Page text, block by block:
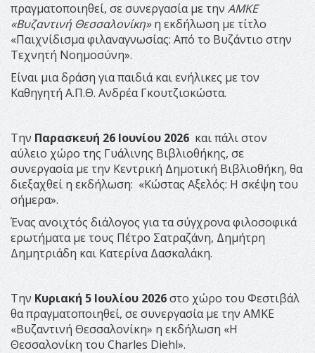
πραγματοποιηθεί, σε συνεργασία με τηνΑΜΚΕ
«Βυζαντινή Θεσσαλονίκη»η εκδήλωση με τίτλο
«Παιχνίδισμα φιλαναγνωσίας: Από το Βυζάντιο στην
Τεχνητή Νοημοσύνη».
Είναι μια δράση για παιδιά και ενήλικες με τον
Καθηγητή Α.Π.Θ. Ανδρέα Γκουτζιοκώστα.
Την Παρασκευή 26 Ιουνίου 2026 και πάλι στον
αύλειο χώρο της Γυάλινης Βιβλιοθήκης, σε
συνεργασία με την Κεντρική Δημοτική Βιβλιοθήκη, θα
διεξαχθεί η εκδήλωση: «Κώστας Αξελός: Η σκέψη του
σήμερα».
Ένας ανοιχτός διάλογος για τα σύγχρονα φιλοσοφικά
ερωτήματα με τους Πέτρο Σατραζάνη, Δημήτρη
Δημητριάδη και Κατερίνα Δασκαλάκη.
Την Κυριακή 5 Ιουλίου 2026στο χώρο του Φεστιβάλ
θα πραγματοποιηθεί, σε συνεργασία με την ΑΜΚΕ
«Βυζαντινή Θεσσαλονίκη» η εκδήλωση «Η
Θεσσαλονίκη του Charles Diehl».